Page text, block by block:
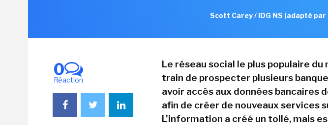
Scott Carey / IDG NS (adapté
0
Réaction
Le réseau social le plus populaire
train de prospecter plusieurs
avoir accès aux données bancaires
afin de créer de nouveaux services
L'information a créé un tollé, mais